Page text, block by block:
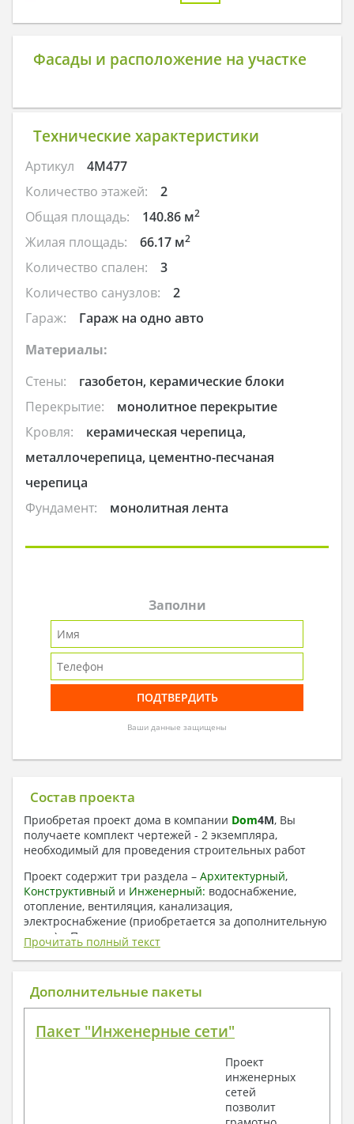
Фасады и расположение на участке
Технические характеристики
Артикул
4M477
Количество этажей:
2
Общая площадь:
140.86 м2
Жилая площадь: 66.17 м2
Количество спален:
3
Количество санузлов:
2
Гараж:
Гараж на одно авто
Материалы:
Стены:
газобетон, керамические блоки
Перекрытие:
монолитное перекрытие
Кровля:
керамическая черепица,
металлочерепица, цементно-песчаная
черепица
Фундамент:
монолитная лента
Заполни
Ваши данные защищены
Состав проекта
Приобретая проект дома в компании Dom4M, Вы
получаете комплект чертежей - 2 экземпляра,
необходимый для проведения строительных работ
Проект содержит три раздела – Архитектурный,
Конструктивный и Инженерный: водоснабжение,
отопление, вентиляция, канализация,
электроснабжение (приобретается за дополнительную
плату) + Пояснительная записка.
1. Архитектурный раздел:
Общие данные по проекту
Поэтажные маркировочные планы с
Разрезы и состав конструкций
Фасады с ведомостью внешних отделок
Элементы проемов – спецификация
Прочитать полный текст
Дополнительные пакеты
Пакет "Инженерные сети"
Проект
инженерных
сетей
позволит